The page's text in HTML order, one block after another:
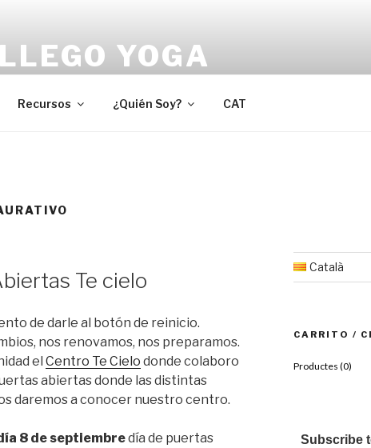
YOGA
Recursos ¿Quién Soy? CAT
Te cielo
de darle al botón de reinicio.
nos renovamos, nos preparamos.
el Centro Te Cielo donde colaboro
abiertas donde las distintas
daremos a conocer nuestro centro.
8 de septiembredía de puertas
Català
CARRITO /
Productes (0)
Subscribe